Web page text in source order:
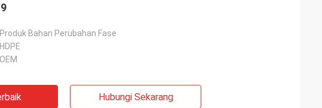
Produk Bahan Perubahan Fase
HDPE
OEM
Hubungi Sekarang